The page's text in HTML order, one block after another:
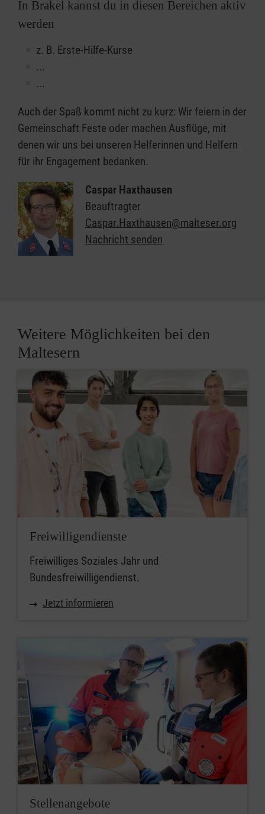
In Brakel kannst du in diesen Bereichen aktiv
werden
z. B. Erste-Hilfe-Kurse
...
...
Auch der Spaß kommt nicht zu kurz: Wir feiern in der
Gemeinschaft Feste oder machen Ausflüge, mit
denen wir uns bei unseren Helferinnen und Helfern
für ihr Engagement bedanken.
Caspar Haxthausen
Beauftragter
Caspar.Haxthausen@malteser.org
Nachricht senden
Weitere Möglichkeiten bei den
Maltesern
Freiwilligendienste
Freiwilliges Soziales Jahr und
Bundesfreiwilligendienst.
Jetzt informieren
Stellenangebote